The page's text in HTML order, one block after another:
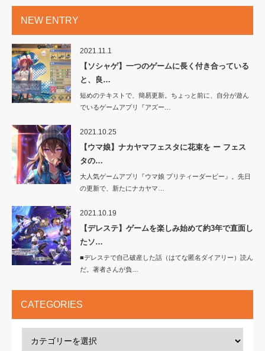
NEW ENTRY
2021.11.1
【ソシャゲ】一つのゲームに長く付き合っている
と、良…
短めのテキストで、簡易更新。ちょっと前に、自分が遊ん
でいるゲームアプリ『アズー…
2021.10.25
【ウマ娘】ナカヤマフェスタに花束を ー フェス
タの…
大人気ゲームアプリ『ウマ娘 プリティーダービー』。先日
の更新で、新たにナカヤマ…
2021.10.19
【デレステ】ゲームを楽しみ始めて約3年で直面し
たソ…
■デレステで自己破産した話（はてな匿名ダイアリー）読ん
だ。著者さんが負…
CATEGORIES